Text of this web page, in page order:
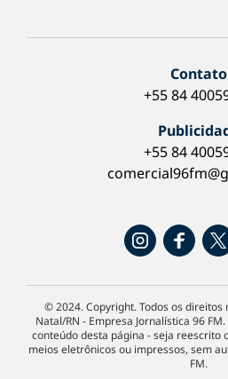
Contato
+55 84
+55 84
© 2024. Copyright. Todos os direitos
Natal/RN - Empresa Jornalística 96
conteúdo desta página - seja reescrito
meios eletrônicos ou impressos, sem
FM.